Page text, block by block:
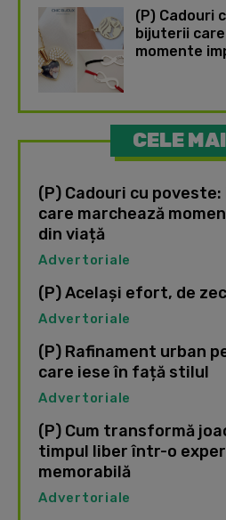
(P) Cadouri
bijuterii
momente
CELE
(P) Cadouri cu
care marchează
din viață
Advertoriale
(P) Același efort, de
Advertoriale
(P) Rafinament urban
care iese în față stilul
Advertoriale
(P) Cum transformă
timpul liber într-o
memorabilă
Advertoriale